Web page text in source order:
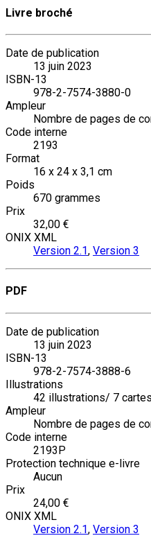
Livre broché
Date de publication
13 juin 2023
ISBN-13
978-2-7574-3880-0
Ampleur
Nombre de pages de
Code interne
2193
Format
16 x 24 x 3,1 cm
Poids
670 grammes
Prix
32,00 €
ONIX XML
Version 2.1, Version 3
PDF
Date de publication
13 juin 2023
ISBN-13
978-2-7574-3888-6
Illustrations
42 illustrations/ 7
Ampleur
Nombre de pages de
Code interne
2193P
Protection technique e-livre
Aucun
Prix
24,00 €
ONIX XML
Version 2.1, Version 3